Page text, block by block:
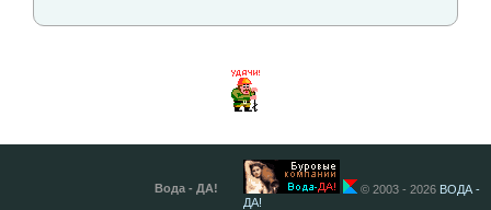
Вода - ДА!
© 2003 - 2026 ВОДА -
ДА!